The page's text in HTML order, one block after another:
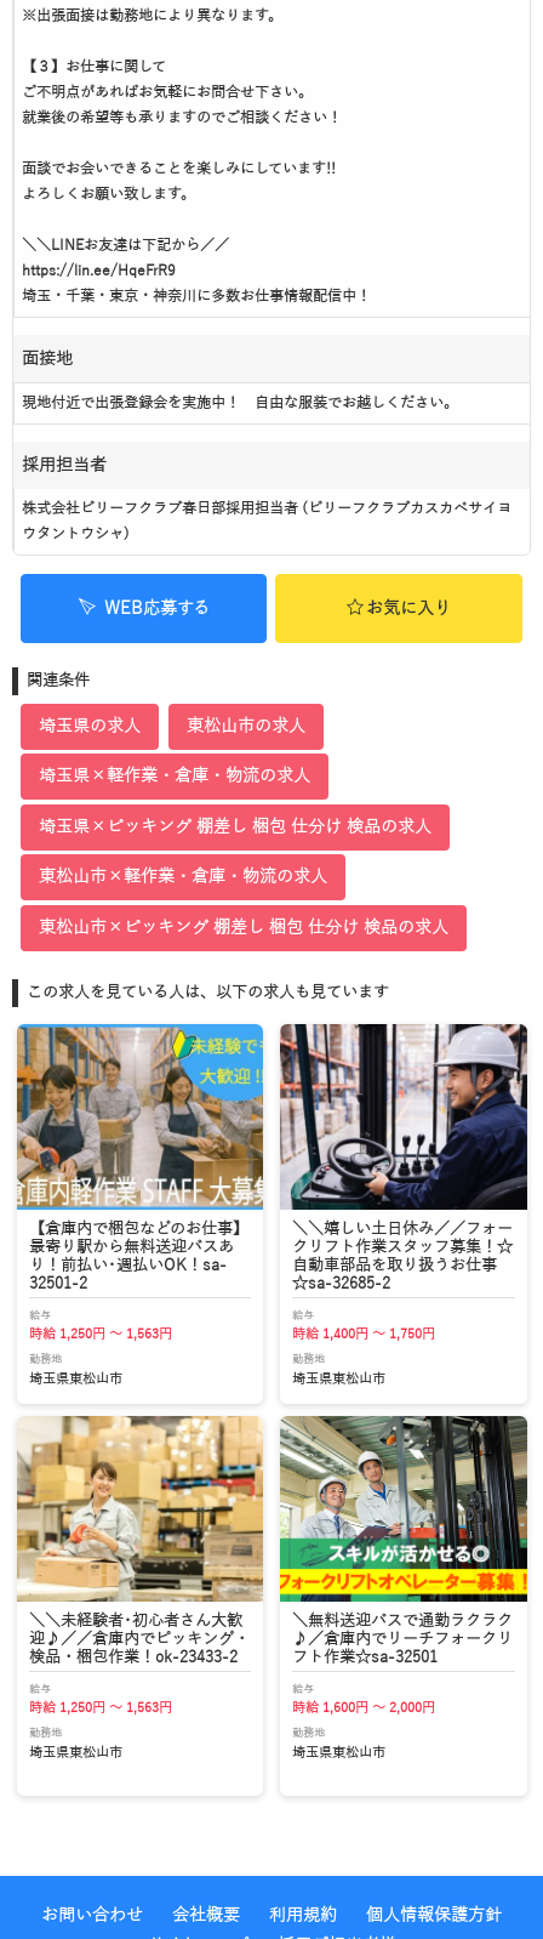
※出張面接は勤務地により異なります。
【３】お仕事に関して
ご不明点があればお気軽にお問合せ下さい。
就業後の希望等も承りますのでご相談ください！
面談でお会いできることを楽しみにしています!!
よろしくお願い致します。
＼＼LINEお友達は下記から／／
https://lin.ee/HqeFrR9
埼玉・千葉・東京・神奈川に多数お仕事情報配信中！
面接地
現地付近で出張登録会を実施中！ 自由な服装でお越しください。
採用担当者
株式会社ビリーフクラブ春日部採用担当者 (ビリーフクラブカスカベサイヨ
ウタントウシャ)
WEB応募する お気に入り
関連条件
埼玉県の求人 東松山市の求人
埼玉県×軽作業・倉庫・物流の求人
埼玉県×ピッキング 棚差し 梱包 仕分け 検品の求人
東松山市×軽作業・倉庫・物流の求人
東松山市×ピッキング 棚差し 梱包 仕分け 検品の求人
この求人を見ている人は、以下の求人も見ています
【倉庫内で梱包などのお仕事】
最寄り駅から無料送迎バスあ
り！前払い･週払いOK！sa-
32501-2
給与
時給 1,250円 ～ 1,563円
勤務地
埼玉県東松山市
＼＼嬉しい土日休み／／フォー
クリフト作業スタッフ募集！☆
自動車部品を取り扱うお仕事
☆sa-32685-2
給与
時給 1,400円 ～ 1,750円
勤務地
埼玉県東松山市
＼＼未経験者･初心者さん大歓
迎♪／／倉庫内でピッキング・
検品・梱包作業！ok-23433-2
給与
時給 1,250円 ～ 1,563円
勤務地
埼玉県東松山市
＼無料送迎バスで通勤ラクラク
♪／倉庫内でリーチフォークリ
フト作業☆sa-32501
給与
時給 1,600円 ～ 2,000円
勤務地
埼玉県東松山市
お問い合わせ 会社概要 利用規約
個人情報保護方針